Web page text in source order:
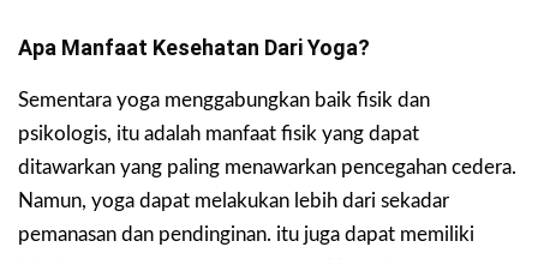
Apa Manfaat Kesehatan Dari Yoga?
Sementara yoga menggabungkan baik fisik dan
psikologis, itu adalah manfaat fisik yang dapat
ditawarkan yang paling menawarkan pencegahan cedera.
Namun, yoga dapat melakukan lebih dari sekadar
pemanasan dan pendinginan. itu juga dapat memiliki